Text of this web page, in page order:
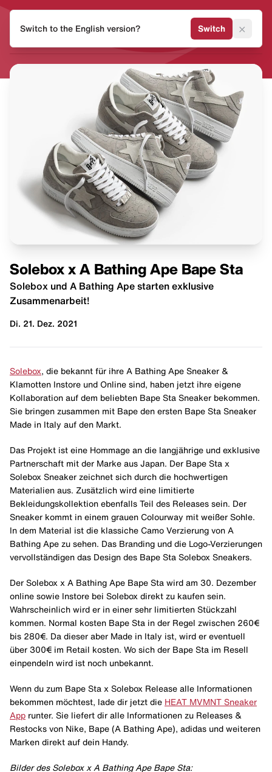
MVMNT
Solebox x A Bathing Ape Bape Sta
Solebox und A Bathing Ape starten exklusive
Zusammenarbeit!
Di. 21. Dez. 2021
Solebox , die bekannt für ihre A Bathing Ape Sneaker &
Klamotten Instore und Online sind, haben jetzt ihre eigene
Kollaboration auf dem beliebten Bape Sta Sneaker bekommen.
Sie bringen zusammen mit Bape den ersten Bape Sta Sneaker
Made in Italy auf den Markt.
Das Projekt ist eine Hommage an die langjährige und exklusive
Partnerschaft mit der Marke aus Japan. Der Bape Sta x
Solebox Sneaker zeichnet sich durch die hochwertigen
Materialien aus. Zusätzlich wird eine limitierte
Bekleidungskollektion ebenfalls Teil des Releases sein. Der
Sneaker kommt in einem grauen Colourway mit weißer Sohle.
In dem Material ist die klassiche Camo Verzierung von A
Bathing Ape zu sehen. Das Branding und die Logo-Verzierungen
vervollständigen das Design des Bape Sta Solebox Sneakers.
Der Solebox x A Bathing Ape Bape Sta wird am 30. Dezember
online sowie Instore bei Solebox direkt zu kaufen sein.
Wahrscheinlich wird er in einer sehr limitierten Stückzahl
kommen. Normal kosten Bape Sta in der Regel zwischen 260€
bis 280€. Da dieser aber Made in Italy ist, wird er eventuell
über 300€ im Retail kosten. Wo sich der Bape Sta im Resell
einpendeln wird ist noch unbekannt.
Wenn du zum Bape Sta x Solebox Release alle Informationen
bekommen möchtest, lade dir jetzt die HEAT MVMNT Sneaker
App runter. Sie liefert dir alle Informationen zu Releases &
Restocks von Nike, Bape (A Bathing Ape), adidas und weiteren
Marken direkt auf dein Handy.
Bilder des Solebox x A Bathing Ape Bape Sta:
Switch to the English version? Switch ×